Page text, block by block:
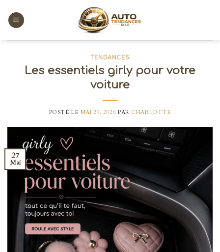
content
TENDANCES
Les essentiels girly pour votre
voiture
POSTÉ LE MAI 27, 2026 PAR CHARLOTTE
27
Mai